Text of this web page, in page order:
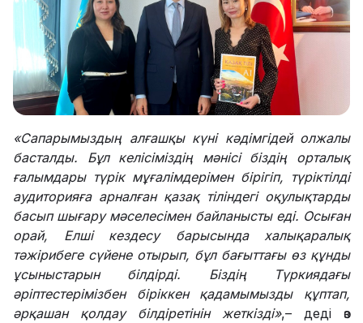
«Сапарымыздың алғашқы күні кәдімгідей олжалы
басталды. Бұл келісіміздің мәнісі біздің орталық
ғалымдары түрік мұғалімдерімен бірігіп, түріктілді
аудиторияға арналған қазақ тіліндегі оқулықтарды
басып шығару мәселесімен байланысты еді. Осыған
орай, Елші кездесу барысында халықаралық
тәжірибеге сүйене отырып, бұл бағыттағы өз құнды
ұсыныстарын білдірді. Біздің Түркиядағы
әріптестерімізбен біріккен қадамымызды құптап,
әрқашан қолдау білдіретінін жеткізді»,– деді өз